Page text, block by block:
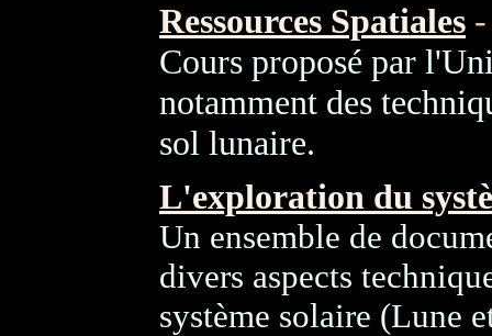
Ressources Spatiales
Cours proposé par
notamment des
sol lunaire.
L'exploration du
Un ensemble de
divers aspects
système solaire (Lune